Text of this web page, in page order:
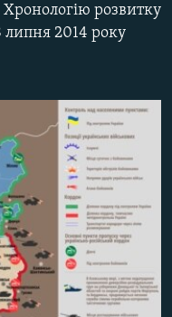
розвитку
липня 2014 року